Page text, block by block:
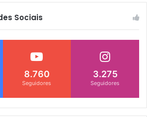
Sociais
8.760
Seguidores
3.275
Seguidores